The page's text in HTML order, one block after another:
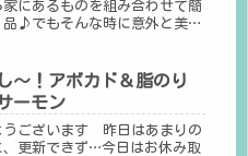
家にあるものを組み合わせて簡
品♪でもそんな時に意外と美味
チリソースをかけただけ♪ちく
のすり身だから甘酢系が合いま
～！アボカド＆脂のり
ーモン
うございます 昨日はあまりの
、更新できず…今日はお休み取